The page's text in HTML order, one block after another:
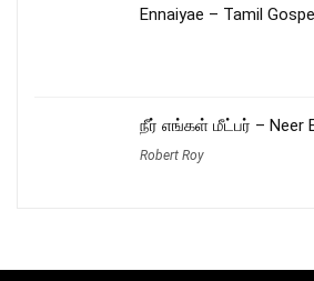
Ennaiyae – Tamil
நீர் எங்கள் மீட்பர் – Neer
Robert Roy